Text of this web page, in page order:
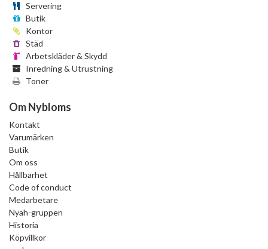
Servering
Butik
Kontor
Städ
Arbetskläder & Skydd
Inredning & Utrustning
Toner
Om Nybloms
Kontakt
Varumärken
Butik
Om oss
Hållbarhet
Code of conduct
Medarbetare
Nyah-gruppen
Historia
Köpvillkor